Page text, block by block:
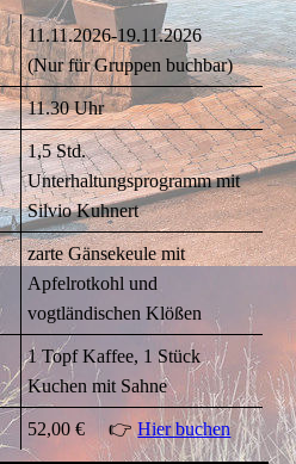
11.11.2026-19.11.2026
(Nur für Gruppen buchbar)
11.30 Uhr
1,5 Std.
Unterhaltungsprogramm mit
Silvio Kuhnert
zarte Gänsekeule mit
Apfelrotkohl und
vogtländischen Klößen
1 Topf Kaffee, 1 Stück
Kuchen mit Sahne
52,00 € 👉Hier buchen